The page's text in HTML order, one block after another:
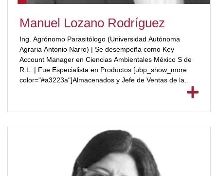
Manuel Lozano Rodríguez
Ing. Agrónomo Parasitólogo (Universidad Autónoma
Agraria Antonio Narro) | Se desempeña como Key
Account Manager en Ciencias Ambientales México S de
R.L. | Fue Especialista en Productos [ubp_show_more
color="#a3223a"]Almacenados y Jefe de Ventas de la
Ambiental.[/ubp_show_more]